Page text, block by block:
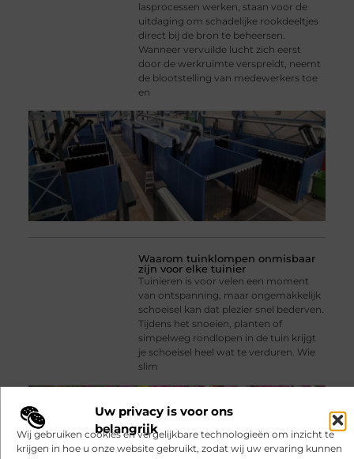
Uw privacy is voor ons
belangrijk
Wij gebruiken cookies en vergelijkbare technologieën om inzicht te
krijgen in hoe u onze website gebruikt, zodat wij uw ervaring kunnen
lasprocessen werken, staan voor de
uitdaging om schadelijke rookdeeltjes
direct bij de bron te beheersen.
Wanneer vervuilde lucht zich eerst
door de werkruimte verspreidt, neemt
de blootstelling van medewerkers toe
en
Waarom tuinklompen onmisbaar
zijn voor elke tuinier
Tuinieren is voor velen een moment
van ontspanning, maar ongemakkelijk
schoeisel kan dat plezier snel bederven.
Tijdens het snoeien, planten of
simpelweg rondlopen in de tuin krijgt
je schoeisel heel wat te verduren. Wie
slim